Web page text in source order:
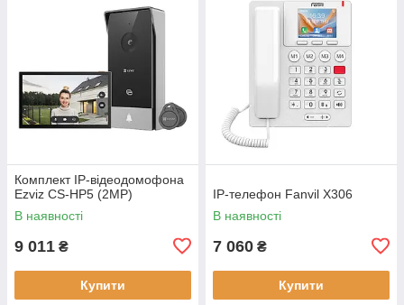
Комплект IP-відеодомофона
Ezviz CS-HP5 (2MP)
В наявності
9 011 ₴
Купити
IP-телефон Fanvil X306
В наявності
7 060 ₴
Купити